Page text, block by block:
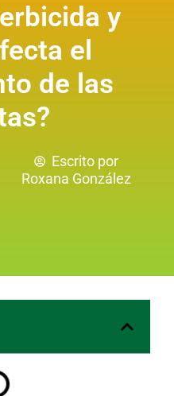
y
el
de las
Escrito por
Roxana González